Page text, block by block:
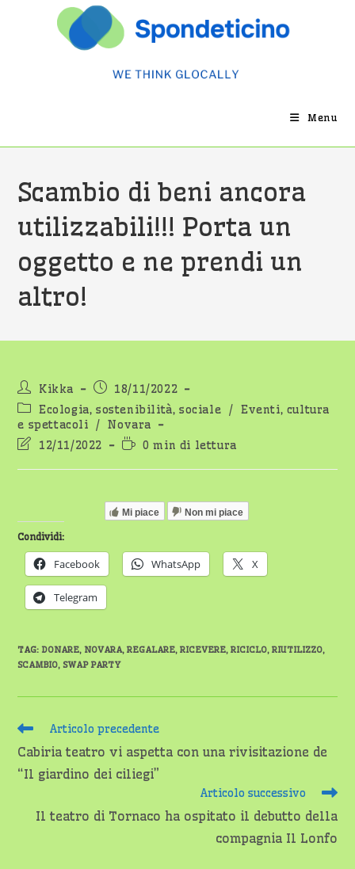
Menu
Scambio di beni ancora
utilizzabili!!! Porta un
oggetto e ne prendi un
altro!
Autore
dell'articolo:
Kikka
Articolo
pubblicato:
18/11/2022
Categoria
dell'articolo:
Ecologia, sostenibilità, sociale / Eventi, cultura
e spettacoli / Novara
Ultima
dell'articolo:
12/11/2022
Tempo
lettura:
0 min di lettura
Mi piace Non mi piace
Condividi:
Facebook WhatsApp X
Telegram
TAG:DONARE, NOVARA, REGALARE, RICEVERE, RICICLO, RIUTILIZZO,
SCAMBIO, SWAP PARTY
Leggi
articoli
Articolo precedente
Cabiria teatro vi aspetta con una rivisitazione de
“Il giardino dei ciliegi”
Articolo successivo
Il teatro di Tornaco ha ospitato il debutto della
compagnia Il Lonfo